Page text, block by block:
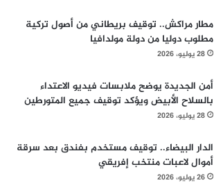
مطار مراكش.. توقيف بريطاني من أصول تركية
مطلوب دوليا من دولة مولدافيا
28 يوليو، 2026
أمن الجديدة يوضح ملابسات فيديو الاعتداء
بالسلاح الأبيض ويؤكد توقيف جميع المتورطين
28 يوليو، 2026
الدار البيضاء.. توقيف مستخدم بفندق بعد سرقة
أموال لاعبات منتخب إفريقي
26 يوليو، 2026